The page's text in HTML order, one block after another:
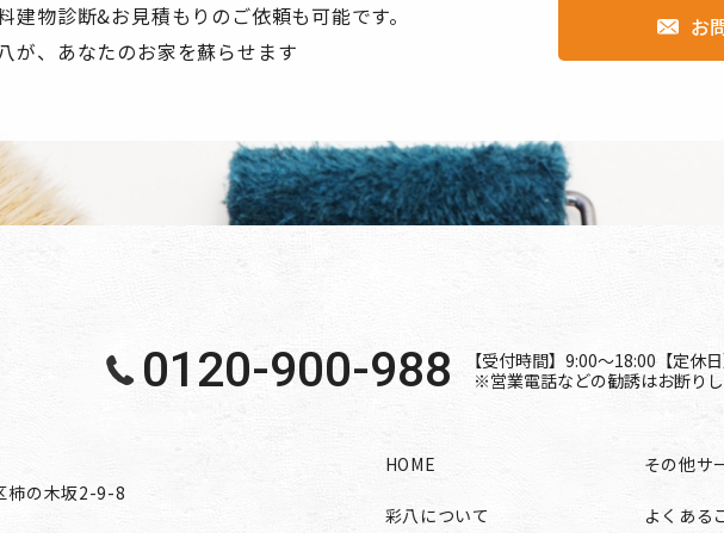
technologies/partner-sites?hl=ja
問い合わせ窓口＞
黒区柿の木坂2-9-8 Tel 0120-900-988
建物診断&お見積もりのご依頼も可能です。
が、あなたのお家を蘇らせます
お
0120-900-988
【受付時間】9:00〜18:00【定休
※営業電話などの勧誘はお断りし
柿の木坂2-9-8
HOME
彩八について
その他サ
よくある